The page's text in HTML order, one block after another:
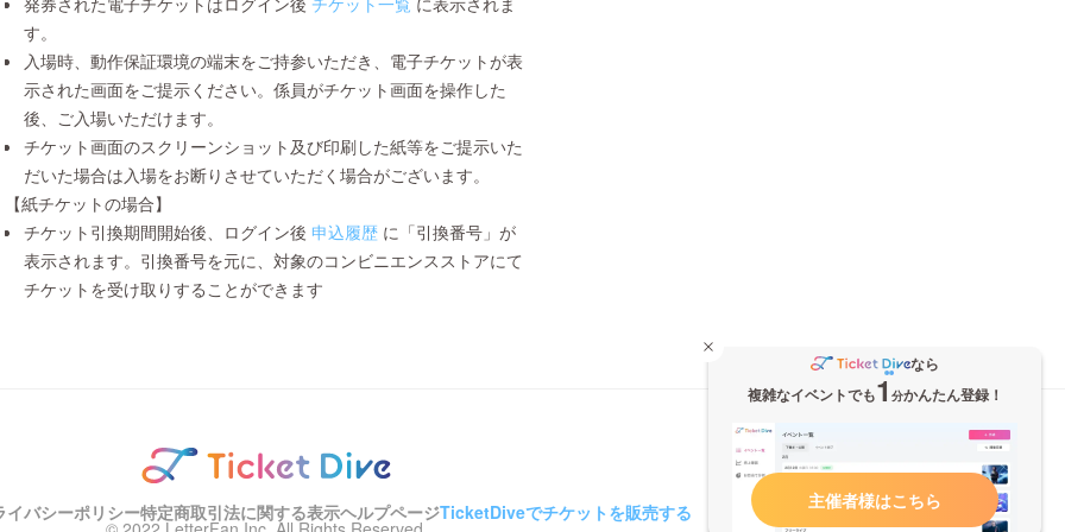
す。
入場時、動作保証環境の端末をご持参いただき、電子チケットが表
示された画面をご提示ください。係員がチケット画面を操作した
後、ご入場いただけます。
チケット画面のスクリーンショット及び印刷した紙等をご提示いた
だいた場合は入場をお断りさせていただく場合がございます。
【紙チケットの場合】
チケット引換期間開始後、ログイン後 申込履歴 に「引換番号」が
表示されます。引換番号を元に、対象のコンビニエンスストアにて
チケットを受け取りすることができます
なら
複雑なイベントでも1 分かんたん登録！
主催者様はこちら
イバシーポリシー特定商取引法に関する表示ヘルプページTicketDiveでチケットを販売する